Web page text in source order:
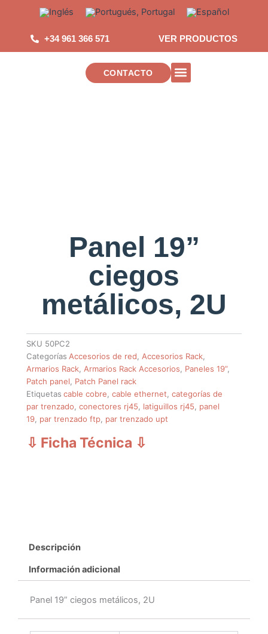
contenido
+34 961 366 571 VER PRODUCTOS
CONTACTO
Panel 19”
ciegos
metálicos, 2U
SKU 50PC2
Categorías Accesorios de red,Accesorios Rack,
Armarios Rack,Armarios Rack Accesorios, Paneles 19”,
Patch panel, Patch Panel rack
Etiquetas cable cobre,cable ethernet,categorías de
par trenzado,conectores rj45, latiguillos rj45, panel
19, par trenzado ftp, par trenzado upt
⇩ Ficha Técnica ⇩
Descripción
Información adicional
Panel 19” ciegos metálicos, 2U